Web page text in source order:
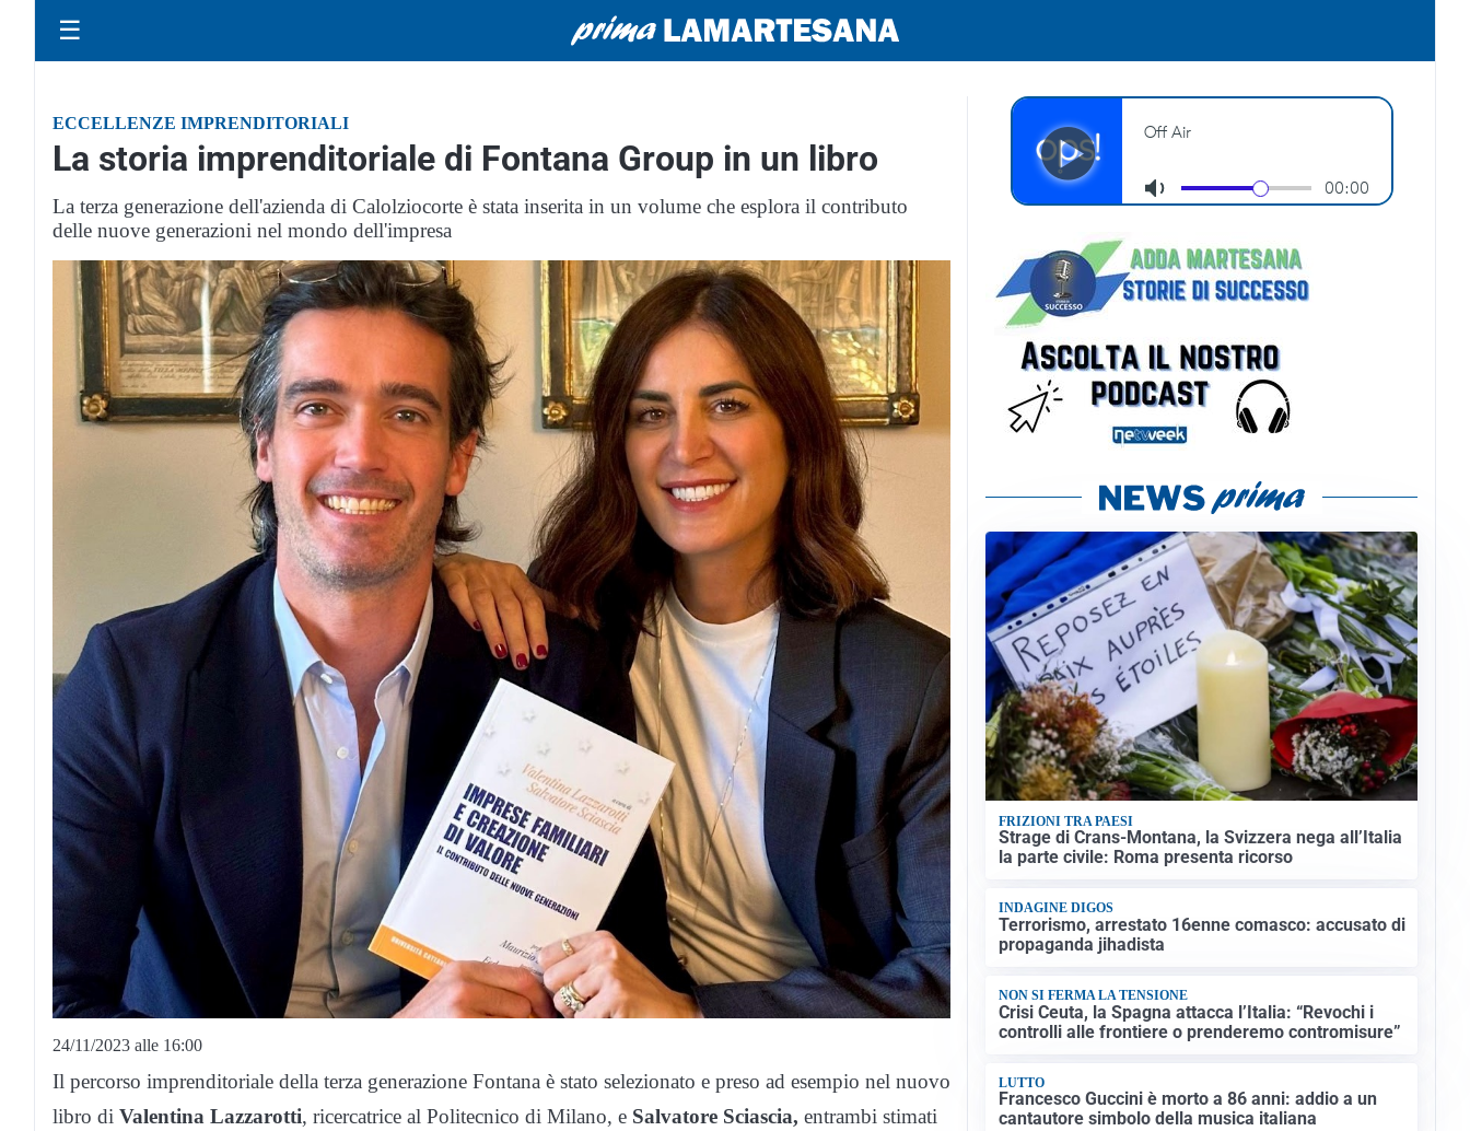
☰
ECCELLENZE IMPRENDITORIALI
La storia imprenditoriale di Fontana Group in un libro
La terza generazione dell'azienda di Calolziocorte è stata inserita in un volume che esplora il contributo
delle nuove generazioni nel mondo dell'impresa
24/11/2023 alle 16:00
Il percorso imprenditoriale della terza generazione Fontana è stato selezionato e preso ad esempio nel nuovo
libro di Valentina Lazzarotti, ricercatrice al Politecnico di Milano, e Salvatore Sciascia, entrambi stimati
FRIZIONI TRA PAESI
Strage di Crans-Montana, la Svizzera nega all’Italia
la parte civile: Roma presenta ricorso
INDAGINE DIGOS
Terrorismo, arrestato 16enne comasco: accusato di
propaganda jihadista
NON SI FERMA LA TENSIONE
Crisi Ceuta, la Spagna attacca l’Italia: “Revochi i
controlli alle frontiere o prenderemo contromisure”
LUTTO
Francesco Guccini è morto a 86 anni: addio a un
cantautore simbolo della musica italiana